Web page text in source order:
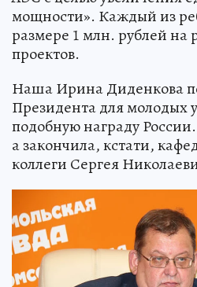
мощности». Каждый из
размере 1 млн. рублей на
проектов.
Наша Ирина Диденкова
Президента для молодых
подобную награду
а закончила, кстати,
коллеги Сергея